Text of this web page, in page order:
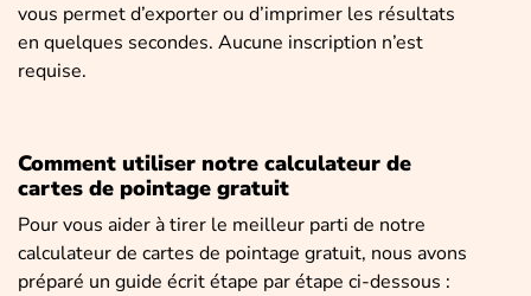
vous permet d’exporter ou d’imprimer les résultats
en quelques secondes. Aucune inscription n’est
requise.
Comment utiliser notre calculateur de
cartes de pointage gratuit
Pour vous aider à tirer le meilleur parti de notre
calculateur de cartes de pointage gratuit, nous avons
préparé un guide écrit étape par étape ci-dessous :